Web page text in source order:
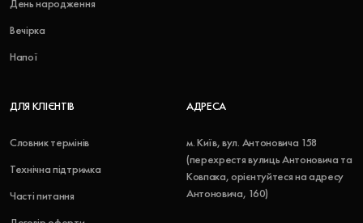
День народження
Вечірка
Напої
ДЛЯ КЛІЄНТІВ
Словник термінів
Технічна підтримка
Часті питання
АДРЕСА
м. Київ, вул. Антоновича 158
(перехрестя вулиць Антоновича та
Ковпака, орієнтуйтеся на адресу
Антоновича, 160)